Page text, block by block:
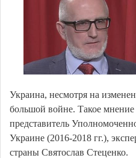
Украина, несмотря на
большой войне. Такое мнение
представитель
Украине (2016-2018 гг.),
страны Святослав Стеценко.